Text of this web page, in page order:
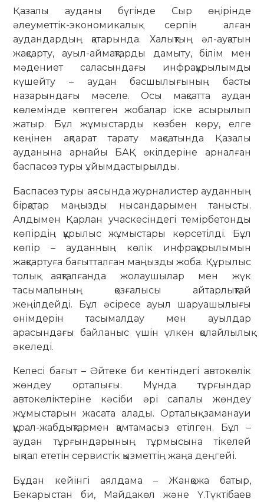
Қазалы ауданы бүгінде Сыр өңірінде
әлеуметтік-экономикалық серпін алған
аудандардың қатарында. Халықтың әл-ауқатын
жақсарту, ауыл-аймақтарды дамыту, білім мен
мәдениет саласындағы инфрақұрылымды
күшейту – аудан басшылығының басты
назарындағы мәселе. Осы мақсатта аудан
көлемінде көптеген жобалар іске асырылып
жатыр. Бұл жұмыстарды көзбен көру, елге
кеңінен ақпарат тарату мақсатында Қазалы
ауданына арнайы БАҚ өкілдеріне арналған
баспасөз туры ұйымдастырылды.
Баспасөз туры аясында журналистер ауданның
бірқатар маңызды нысандарымен танысты.
Алдымен Қарлан учаскесіндегі темірбетонды
көпірдің құрылыс жұмыстары көрсетілді. Бұл
көпір – ауданның көлік инфрақұрылымын
жақсартуға бағытталған маңызды жоба. Құрылыс
толық аяқталғанда жолаушылар мен жүк
тасымалының қозғалысы айтарлықтай
жеңілдейді. Бұл әсіресе ауыл шаруашылығы
өнімдерін тасымалдау мен ауылдар
арасындағы байланыс үшін үлкен қолайлылық
әкеледі.
Келесі бағыт – Әйтеке би кентіндегі автокөлік
жөндеу орталығы. Мұнда тұрғындар
автокөліктеріне кәсіби әрі сапалы жөндеу
жұмыстарын жасата алады. Орталық заманауи
құрал-жабдықтармен қамтамасыз етілген. Бұл –
аудан тұрғындарының тұрмысына тікелей
ықпал ететін сервистік қызметтің жаңа деңгейі.
Бұдан кейінгі аялдама – Жанқожа батыр,
Бекарыстан би, Майдакөл және Ү.Түктібаев